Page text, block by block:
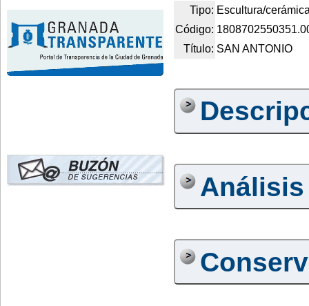
Tipo: Escultura/
Código:
Título: SAN ANTONIO